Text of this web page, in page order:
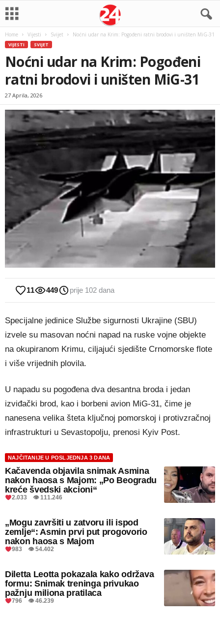
Home Vijesti Svijet Noćni udar na Krim: Pogođeni ratni brodovi i uništen MiG-31
VIJESTI SVIJET
Noćni udar na Krim: Pogođeni
ratni brodovi i uništen MiG-31
27 Aprila, 2026
11 449 prije 102 dana
Specijalne jedinice Službe sigurnosti Ukrajine (SBU)
izvele su masovan noćni napad na ruske vojne objekte
na okupiranom Krimu, ciljajući sjedište Crnomorske flote
i više vrijednih plovila.
U napadu su pogođena dva desantna broda i jedan
izviđački brod, kao i borbeni avion MiG-31, čime je
nanesena velika šteta ključnoj pomorskoj i protivzračnoj
infrastrukturi u Sevastopolju, prenosi Kyiv Post.
NAJČITANIJE U POSLJEDNJA 3 DANA
Kačavenda objavila snimak Asmina
nakon haosa s Majom: „Po Beogradu
kreće švedski akcioni“
2.033 👁 111.246
„Mogu završiti u zatvoru ili ispod
zemlje“: Asmin prvi put progovorio
nakon haosa s Majom
983 👁 54.402
Diletta Leotta pokazala kako održava
formu: Snimak treninga privukao
pažnju miliona pratilaca
796 👁 46.239